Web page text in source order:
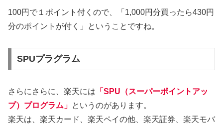
100円で１ポイント付くので、「1,000円分買ったら430円
分のポイントが付く」ということですね。
SPUプラグラム
さらにさらに、楽天には 「SPU（スーパーポイントアッ
プ）プログラム」 というのがあります。
楽天は、楽天カード、楽天ペイの他、楽天証券、楽天モバ